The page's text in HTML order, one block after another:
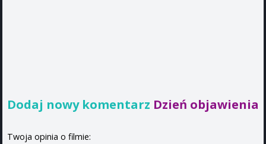
Dodaj nowy komentarz Dzień objawienia
Twoja opinia o filmie: